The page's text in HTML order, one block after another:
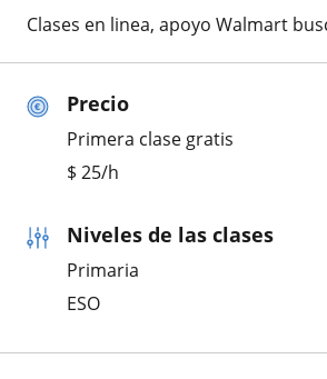
Precio
Primera clase gratis
$ 25/h
Niveles de las clases
Primaria
ESO
Clases en linea, apoyo Walmart